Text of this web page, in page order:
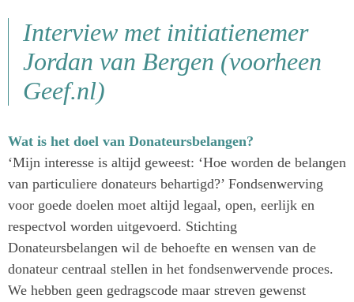
Interview met initiatienemer
Jordan van Bergen (voorheen
Geef.nl)
Wat is het doel van Donateursbelangen?
‘Mijn interesse is altijd geweest: ‘Hoe worden de belangen
van particuliere donateurs behartigd?’ Fondsenwerving
voor goede doelen moet altijd legaal, open, eerlijk en
respectvol worden uitgevoerd. Stichting
Donateursbelangen wil de behoefte en wensen van de
donateur centraal stellen in het fondsenwervende proces.
We hebben geen gedragscode maar streven gewenst